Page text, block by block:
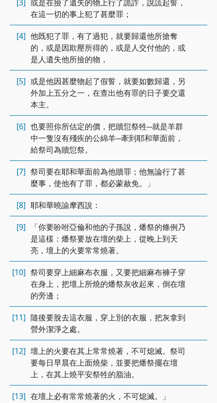
[3] 或是在撿了遺失的物上行了詭詐，說謊起誓，
在這一切的事上犯了甚麼罪；
[4] 他既犯了罪，有了過犯，就要歸還他所搶奪
的，或是因欺壓所得的，或是人交付他的，或
是人遺失他所撿的物，
[5] 或是他因甚麼物起了假誓，就要如數歸還，另
外加上五分之一，在查出他有罪的日子要交還
本主。
[6] 也要照你所估定的價，把贖愆祭牲─就是羊群
中一隻沒有殘疾的公綿羊─牽到耶和華面前，
給祭司為贖愆祭。
[7] 祭司要在耶和華面前為他贖罪；他無論行了甚
麼事，使他有了罪，都必蒙赦免。」
[8] 耶和華曉諭摩西說：
[9]
「你要吩咐亞倫和他的子孫說，燔祭的條例乃
是這樣：燔祭要放在壇的柴上，從晚上到天
亮，壇上的火要常常燒著。
[10] 祭司要穿上細麻布衣服，又要把細麻布褲子穿
在身上，把壇上所燒的燔祭灰收起來，倒在壇
的旁邊；
[11] 隨後要脫去這衣服，穿上別的衣服，把灰拿到
營外潔淨之處。
[12] 壇上的火要在其上常常燒著，不可熄滅。祭司
要每日早晨在上面燒柴，並要把燔祭擺在壇
上，在其上燒平安祭牲的脂油。
[13] 在壇上必有常常燒著的火，不可熄滅。」